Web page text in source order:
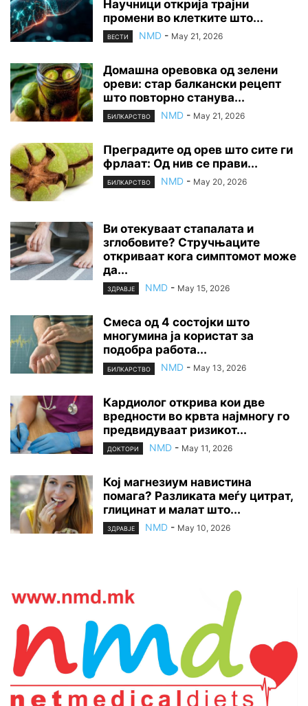
Научници открија трајни
промени во клетките што...
ВЕСТИ NMD - May 21, 2026
Домашна оревовка од зелени
ореви: стар балкански рецепт
што повторно станува...
БИЛКАРСТВО NMD - May 21, 2026
Преградите од орев што сите ги
фрлаат: Од нив се прави...
БИЛКАРСТВО NMD - May 20, 2026
Ви отекуваат стапалата и
зглобовите? Стручњаците
откриваат кога симптомот може
да...
ЗДРАВЈЕ NMD - May 15, 2026
Смеса од 4 состојки што
многумина ја користат за
подобра работа...
БИЛКАРСТВО NMD - May 13, 2026
Кардиолог открива кои две
вредности во крвта најмногу го
предвидуваат ризикот...
ДОКТОРИ NMD - May 11, 2026
Кој магнезиум навистина
помага? Разликата меѓу цитрат,
глицинат и малат што...
ЗДРАВЈЕ NMD - May 10, 2026